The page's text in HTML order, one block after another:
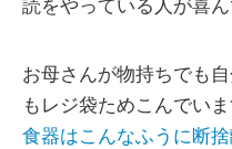
読をやっている人が喜ん
お母さんが物持ちでも
もレジ袋ためこんでい
食器はこんなふうに断